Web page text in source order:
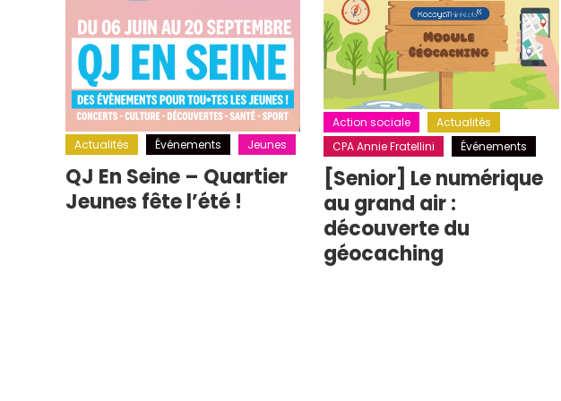
Actualités Événements Jeunes
QJ En Seine – Quartier
Jeunes fête l’été !
Action sociale
Actualités
CPA Annie Fratellini
Événements
[Senior] Le numérique
au grand air :
découverte du
géocaching